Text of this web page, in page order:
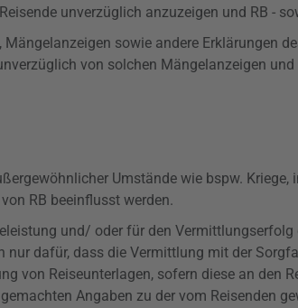
unverzüglich anzuzeigen und RB -
sowie andere Erklärungen
von solchen Mängelanzeigen
Umstände wie bspw. Kriege,
RB beeinflusst werden.
und/ oder für den
nur dafür, dass die Vermittlung mit der
von Reiseunterlagen, sofern diese an den
Angaben zu der vom Reisenden